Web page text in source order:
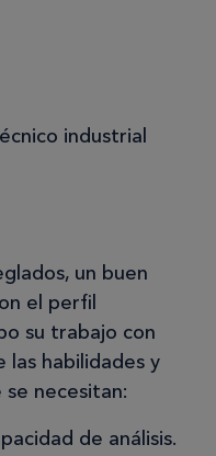
industrial
un buen
el perfil
su trabajo con
las habilidades y
se necesitan:
de análisis.